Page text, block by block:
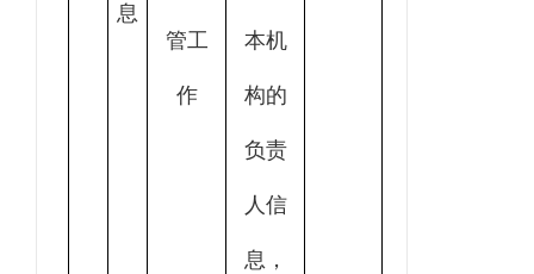
息
管工
作
本机
构的
负责
人信
息，